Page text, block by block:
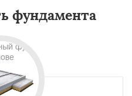
фундамента